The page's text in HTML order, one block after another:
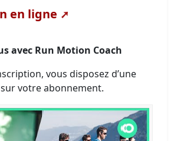
en ligne
avec Run Motion Coach
vous disposez d’une
votre abonnement.